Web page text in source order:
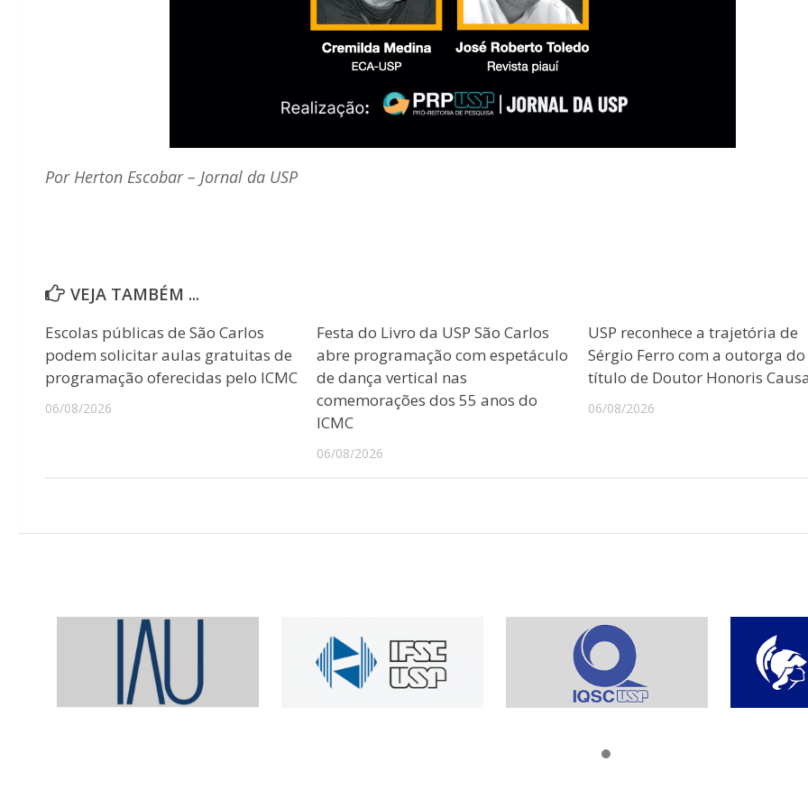
Por Herton Escobar – Jornal da USP
VEJA TAMBÉM ...
Escolas públicas de São Carlos
podem solicitar aulas gratuitas de
programação oferecidas pelo ICMC
06/08/2026
Festa do Livro da USP São Carlos
abre programação com espetáculo
de dança vertical nas
comemorações dos 55 anos do
ICMC
06/08/2026
USP reconhece a trajetória de
Sérgio Ferro com a outorga do
título de Doutor Honoris
06/08/2026